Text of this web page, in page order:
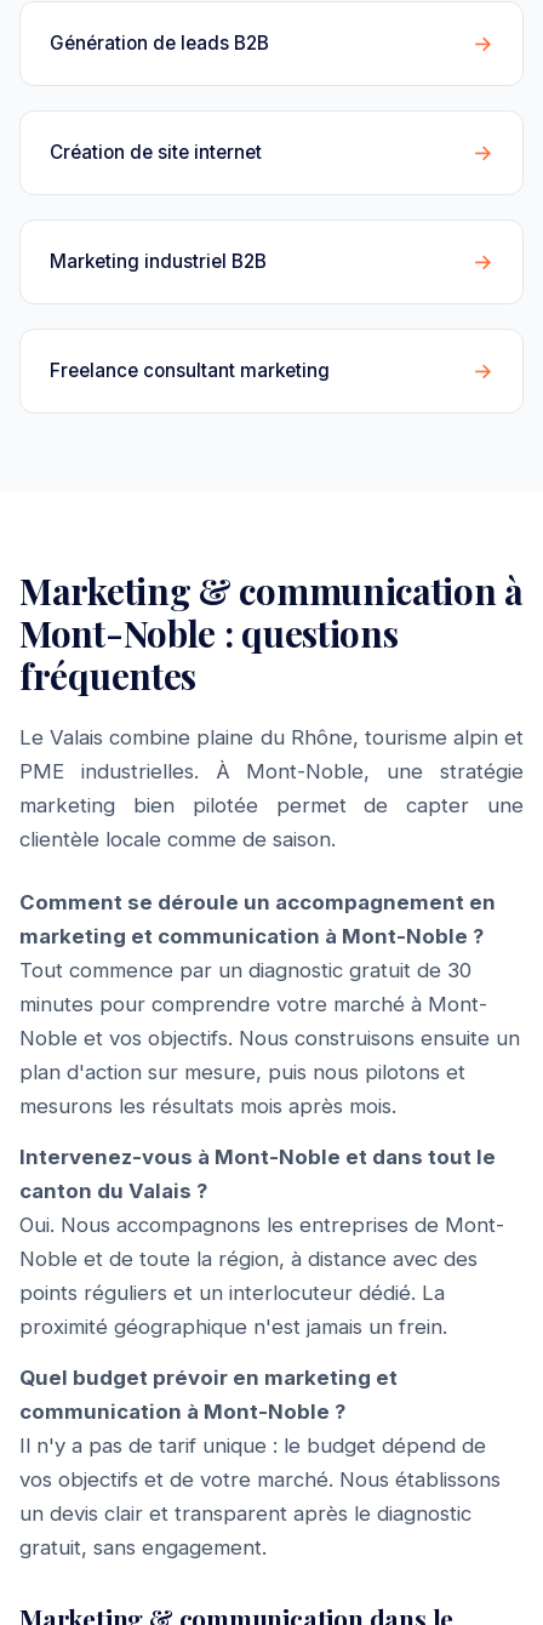
Génération de leads B2B →
Création de site internet →
Marketing industriel B2B →
Freelance consultant marketing →
Marketing & communication à
Mont-Noble : questions
fréquentes
Le Valais combine plaine du Rhône, tourisme alpin et
PME industrielles. À Mont-Noble, une stratégie
marketing bien pilotée permet de capter une
clientèle locale comme de saison.
Comment se déroule un accompagnement en
marketing et communication à Mont-Noble ?
Tout commence par un diagnostic gratuit de 30
minutes pour comprendre votre marché à Mont-
Noble et vos objectifs. Nous construisons ensuite un
plan d'action sur mesure, puis nous pilotons et
mesurons les résultats mois après mois.
Intervenez-vous à Mont-Noble et dans tout le
canton du Valais ?
Oui. Nous accompagnons les entreprises de Mont-
Noble et de toute la région, à distance avec des
points réguliers et un interlocuteur dédié. La
proximité géographique n'est jamais un frein.
Quel budget prévoir en marketing et
communication à Mont-Noble ?
Il n'y a pas de tarif unique : le budget dépend de
vos objectifs et de votre marché. Nous établissons
un devis clair et transparent après le diagnostic
gratuit, sans engagement.
Marketing & communication dans le